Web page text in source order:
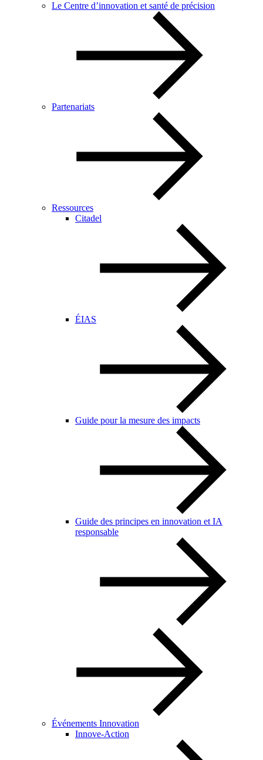
Le Centre d’innovation et santé de précision
Partenariats
Ressources
Citadel
ÉIAS
Guide pour la mesure des impacts
Guide des principes en innovation et IA
responsable
Événements Innovation
Innove-Action